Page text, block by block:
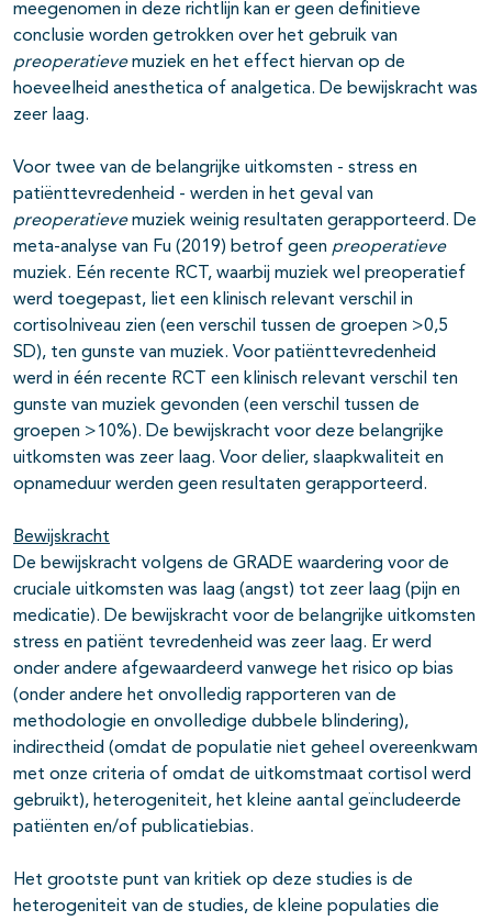
meegenomen in deze richtlijn kan er geen definitieve
conclusie worden getrokken over het gebruik van
preoperatievemuziek en het effect hiervan op de
hoeveelheid anesthetica of analgetica. De bewijskracht was
zeer laag.
Voor twee van de belangrijke uitkomsten - stress en
patiënttevredenheid - werden in het geval van
preoperatievemuziek weinig resultaten gerapporteerd. De
meta-analyse van Fu (2019) betrof geen preoperatieve
muziek. Eén recente RCT, waarbij muziek wel preoperatief
werd toegepast, liet een klinisch relevant verschil in
cortisolniveau zien (een verschil tussen de groepen >0,5
SD), ten gunste van muziek. Voor patiënttevredenheid
werd in één recente RCT een klinisch relevant verschil ten
gunste van muziek gevonden (een verschil tussen de
groepen >10%). De bewijskracht voor deze belangrijke
uitkomsten was zeer laag. Voor delier, slaapkwaliteit en
opnameduur werden geen resultaten gerapporteerd.
Bewijskracht
De bewijskracht volgens de GRADE waardering voor de
cruciale uitkomsten was laag (angst) tot zeer laag (pijn en
medicatie). De bewijskracht voor de belangrijke uitkomsten
stress en patiënt tevredenheid was zeer laag. Er werd
onder andere afgewaardeerd vanwege het risico op bias
(onder andere het onvolledig rapporteren van de
methodologie en onvolledige dubbele blindering),
indirectheid (omdat de populatie niet geheel overeenkwam
met onze criteria of omdat de uitkomstmaat cortisol werd
gebruikt), heterogeniteit, het kleine aantal geïncludeerde
patiënten en/of publicatiebias.
Het grootste punt van kritiek op deze studies is de
heterogeniteit van de studies, de kleine populaties die